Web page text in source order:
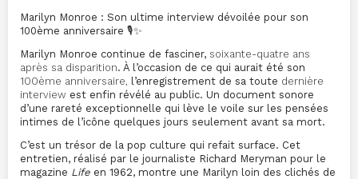
Marilyn Monroe : Son ultime interview dévoilée pour son
100ème anniversaire 🎙️✨
Marilyn Monroe continue de fasciner, soixante-quatre ans
après sa disparition. À l’occasion de ce qui aurait été son
100ème anniversaire, l’enregistrement de sa toute dernière
interview est enfin révélé au public. Un document sonore
d’une rareté exceptionnelle qui lève le voile sur les pensées
intimes de l’icône quelques jours seulement avant sa mort.
C’est un trésor de la pop culture qui refait surface. Cet
entretien, réalisé par le journaliste Richard Meryman pour le
magazine Life en 1962, montre une Marilyn loin des clichés de